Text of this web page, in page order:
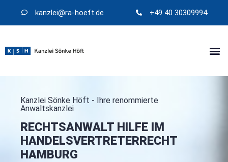
kanzlei@​ra-hoeft.de +49 40 30309994
Kanzlei Sönke Höft - Ihre renommierte
Anwaltskanzlei
RECHTSANWALT HILFE IM
HANDELSVERTRETERRECHT
HAMBURG